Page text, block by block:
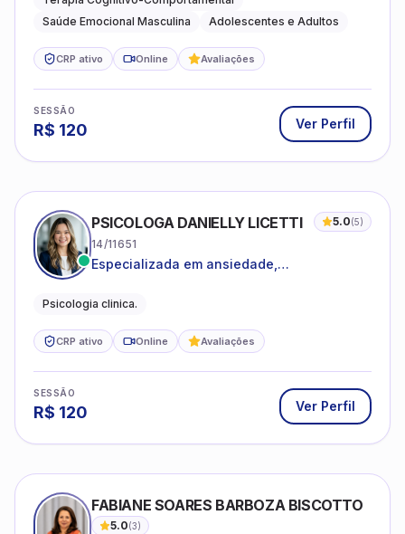
Saúde Emocional Masculina
Adolescentes e Adultos
CRP ativo Online Avaliações
SESSÃO
R$ 120 Ver Perfil
PSICOLOGA DANIELLY LICETTI 5.0(5)
14/11651
Especializada em ansiedade,
Psicologia clinica.
CRP ativo Online Avaliações
SESSÃO
R$ 120 Ver Perfil
FABIANE SOARES BARBOZA BISCOTTO
5.0(3)